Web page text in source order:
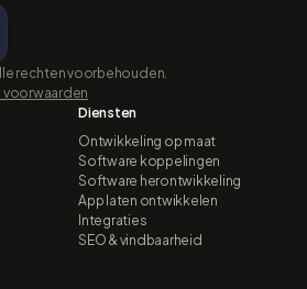
rechten voorbehouden.
voorwaarden
Diensten
Ontwikkeling op maat
Software koppelingen
Software herontwikkeling
App laten ontwikkelen
Integraties
SEO & vindbaarheid